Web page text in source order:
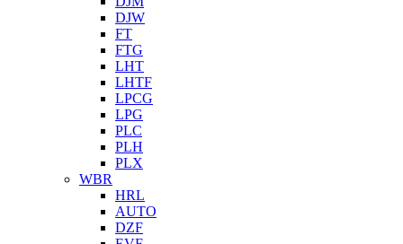
DJW
FT
FTG
LHT
LHTF
LPCG
LPG
PLC
PLH
PLX
WBR
HRL
AUTO
DZF